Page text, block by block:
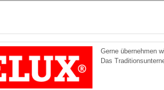
Gerne übernehmen
Das